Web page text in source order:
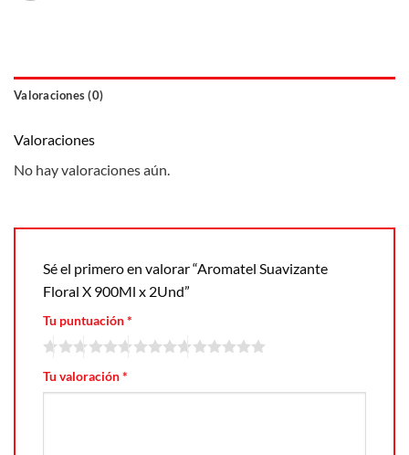
Valoraciones (0)
Valoraciones
No hay valoraciones aún.
Sé el primero en valorar “Aromatel Suavizante
Floral X 900Ml x 2Und”
Tu puntuación*
Tu valoración*